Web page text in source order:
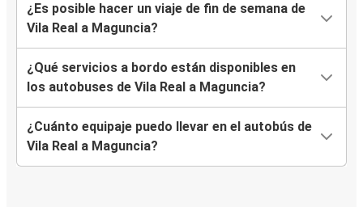
¿Es posible hacer un viaje de fin de semana de
Vila Real a Maguncia?
¿Qué servicios a bordo están disponibles en
los autobuses de Vila Real a Maguncia?
¿Cuánto equipaje puedo llevar en el autobús de
Vila Real a Maguncia?